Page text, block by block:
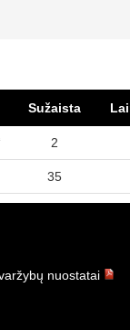
Sužaista
2
35
nuostatai